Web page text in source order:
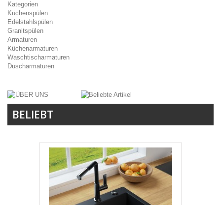
Kategorien
Küchenspülen
Edelstahlspülen
Granitspülen
Armaturen
Küchenarmaturen
Waschtischarmaturen
Duscharmaturen
BELIEBT